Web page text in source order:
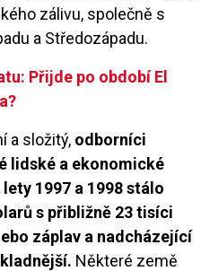
zálivu, společně s
a Středozápadu.
Přijde po období El
a složitý, odborníci
lidské a ekonomické
1997 a 1998 stálo
s přibližně 23 tisíci
záplav a nadcházející
Některé země